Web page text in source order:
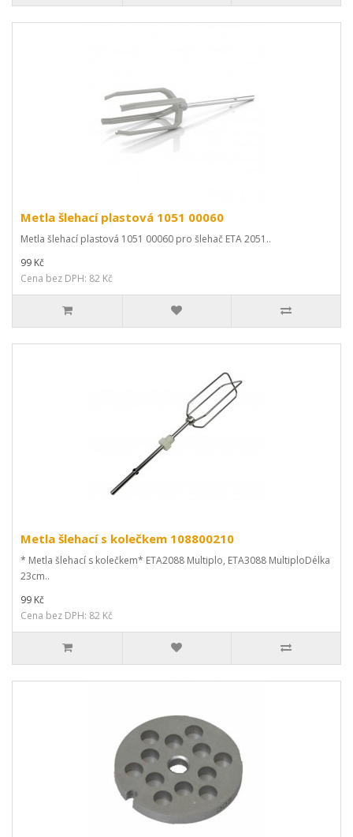
Metla šlehací plastová 1051 00060
Metla šlehací plastová 1051 00060 pro šlehač ETA 2051..
99 Kč
Cena bez DPH: 82 Kč
Metla šlehací s kolečkem 108800210
* Metla šlehací s kolečkem* ETA2088 Multiplo, ETA3088 MultiploDélka
23cm..
99 Kč
Cena bez DPH: 82 Kč